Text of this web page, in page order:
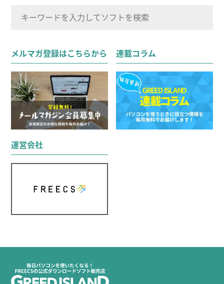
象:
メルマガ登録はこちらから
連載コラム
運営会社